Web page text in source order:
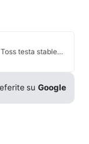
Toss testa stablecoin in won per pagamenti istituzionali con Optimism e Sunnyside Labs
suGoogle